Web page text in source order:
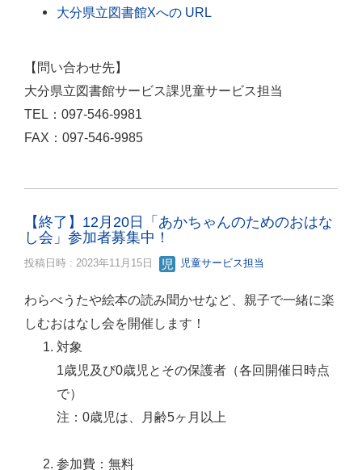
大分県立図書館Xへの URL
【問い合わせ先】
大分県立図書館サービス課児童サービス担当
TEL：097-546-9981
FAX：097-546-9985
【終了】12月20日「あかちゃんのためのおはな
し会」参加者募集中！
投稿日時 : 2023年11月15日 児童サービス担当
わらべうたや絵本の読み聞かせなど、親子で一緒に楽
しむおはなし会を開催します！
対象
1歳児及び0歳児とその保護者（各回開催日時点
で）
注：0歳児は、月齢5ヶ月以上
参加費：無料